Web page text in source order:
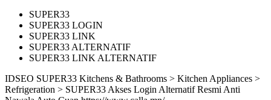
SUPER33
SUPER33 LOGIN
SUPER33 LINK
SUPER33 ALTERNATIF
SUPER33 LINK ALTERNATIF
IDSEO SUPER33 Kitchens & Bathrooms > Kitchen Appliances >
Refrigeration > SUPER33 Akses Login Alternatif Resmi Anti